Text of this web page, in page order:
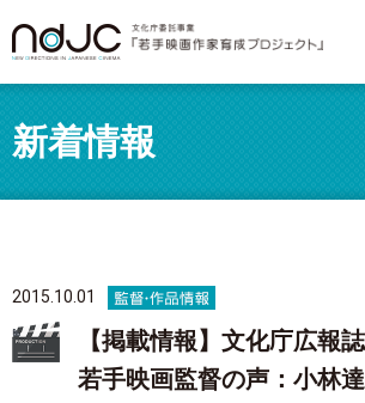
新着情報
2015.10.01
【掲載情報】文化庁広報
若手映画監督の声：小林